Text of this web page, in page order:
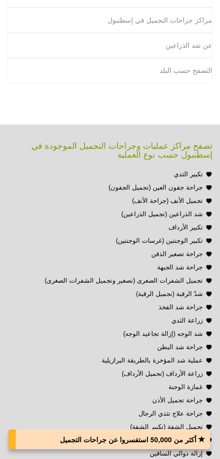
مراكز جراحات التجميل في إسطنبول
عن شد الذراعين
التصفح حسب البلد
تصفح مراكز عمليات وجراحات التجميل الموجودة في
إسطنبول حسب نوع العملية
تكبير الثدي
جراحة جفون العين (تجميل الجفون)
تجميل الأنف (جراحة الأنف)
شد الذراعين (تجميل الذراعين)
تكبير الأرداف
تكبير الوجنتين (غرسات الوجنتين)
جراحة تصغير الذقن
جراحة شد الجبهة
تجميل الشفرات الصغرى (تصغير وتجميل الشفرات الصغرى)
شدّ الرقبة (تجميل الرقبة)
جراحة شد الفخذ
زراعة الثدي
شد الوجه (إزالة تجاعيد الوجه)
جراحة شد البطن
عملية شد المؤخرة بالطريقة البرازيلية
زراعة الأرداف (تجميل الأرداف)
غمازة الوجنة
جراحة تجميل الأذن
جراحة علاج تثدي الرجال
تجميل الشفة (تكبير الشفة)
تكبير عضلات الصدر
إزالة دوالي الساقين
أكثر من 50,000 استفسروا عن جراحات التجميل